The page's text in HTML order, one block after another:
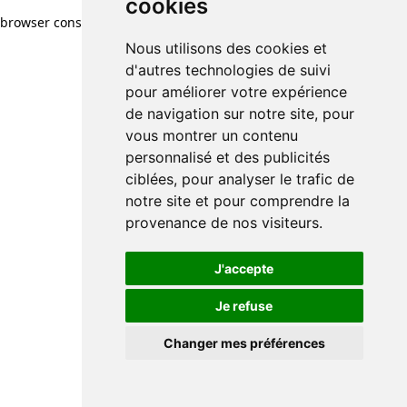
cookies
Nous utilisons des cookies et
d'autres technologies de suivi
pour améliorer votre expérience
de navigation sur notre site, pour
vous montrer un contenu
personnalisé et des publicités
ciblées, pour analyser le trafic de
notre site et pour comprendre la
provenance de nos visiteurs.
J'accepte
Je refuse
Changer mes préférences
browser console for more information)